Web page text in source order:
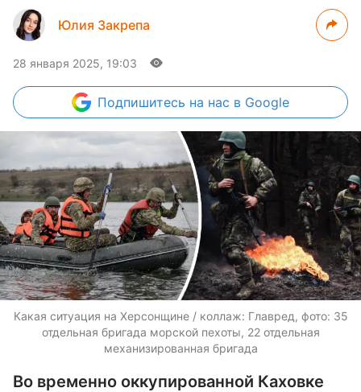
Юлия Закрепа
28 января 2025, 19:03
Подпишитесь на нас в Google
Какая ситуация на Херсонщине / коллаж: Главред, фото: 35
отдельная бригада морской пехоты, 22 отдельная
механизированная бригада
Во временно оккупированной Каховке